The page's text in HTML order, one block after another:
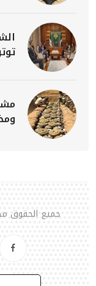
جميع الحقوق